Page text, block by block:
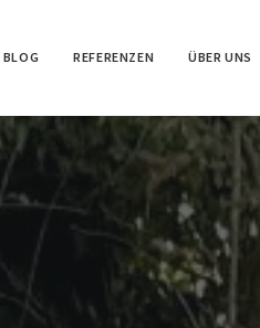
BLOG REFERENZEN ÜBER UNS